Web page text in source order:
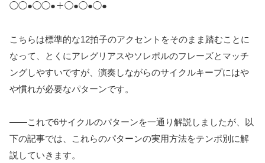
◯◯●◯◯●＋◯●◯●◯●
こちらは標準的な12拍子のアクセントをそのまま踏むことに
なって、とくにアレグリアスやソレポルのフレーズとマッチ
ングしやすいですが、演奏しながらのサイクルキープにはや
や慣れが必要なパターンです。
――これで6サイクルのパターンを一通り解説しましたが、以
下の記事では、これらのパターンの実用方法をテンポ別に解
説していきます。